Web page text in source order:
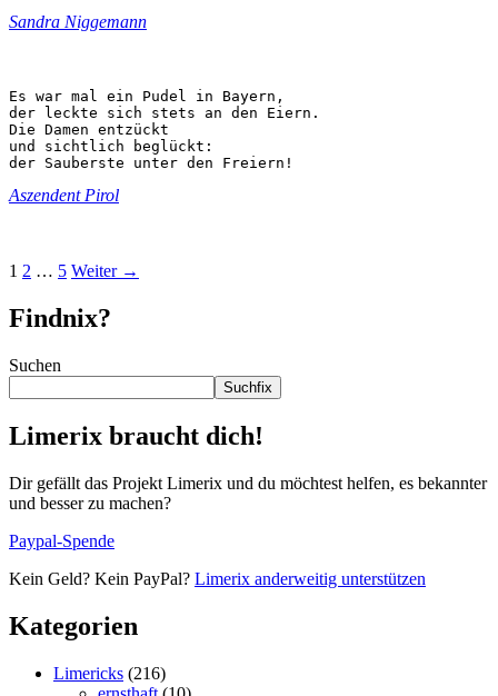
Sandra Niggemann
Es war mal ein Pudel in Bayern,
der leckte sich stets an den Eiern.
Die Damen entzückt
und sichtlich beglückt:
der Sauberste unter den Freiern!
Aszendent Pirol
1 2 … 5 Weiter →
Findnix?
Suchen
Suchfix
Limerix braucht dich!
Dir gefällt das Projekt Limerix und du möchtest helfen, es bekannter
und besser zu machen?
Paypal-Spende
Kein Geld? Kein PayPal? Limerix anderweitig unterstützen
Kategorien
Limericks (216)